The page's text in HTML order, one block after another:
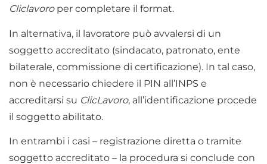
Cliclavoroper completare il format.
In alternativa, il lavoratore può avvalersi di un
soggetto accreditato (sindacato, patronato, ente
bilaterale, commissione di certificazione). In tal caso,
non è necessario chiedere il PIN all’INPS e
accreditarsi su ClicLavoro, all’identificazione procede
il soggetto abilitato.
In entrambi i casi – registrazione diretta o tramite
soggetto accreditato – la procedura si conclude con